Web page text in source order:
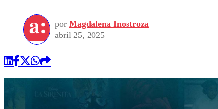
Torneo Internacional
Torneo Nacional
Internacional
Nacional
Programas
Comercial
por Magdalena Inostroza
abril 25, 2025